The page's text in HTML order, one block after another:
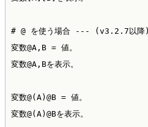
# @ を使う場合 --- (v3.2.7以降)
変数@A,B = 値。
変数@A,Bを表示。
変数@(A)@B = 値。